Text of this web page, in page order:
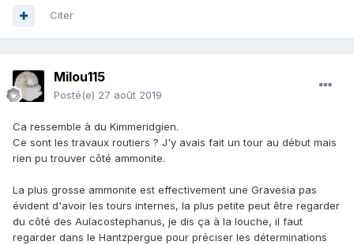
Citer
Milou115
Posté(e) 27 août 2019
Ca ressemble à du Kimmeridgien.
Ce sont les travaux routiers ? J'y avais fait un tour au début mais
rien pu trouver côté ammonite.
La plus grosse ammonite est effectivement une Gravesia pas
évident d'avoir les tours internes, la plus petite peut être regarder
du côté des Aulacostephanus, je dis ça à la louche, il faut
regarder dans le Hantzpergue pour préciser les déterminations